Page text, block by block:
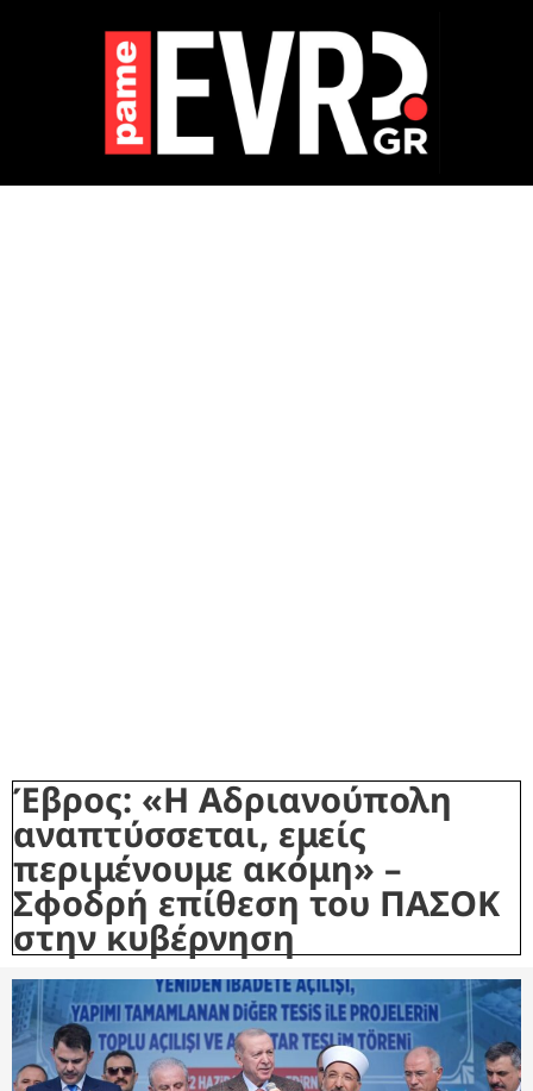
Έβρος: «Η Αδριανούπολη
αναπτύσσεται, εμείς
περιμένουμε ακόμη» –
Σφοδρή επίθεση του ΠΑΣΟΚ
στην κυβέρνηση